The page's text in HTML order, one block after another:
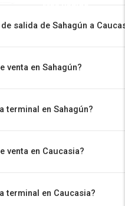
Encomiendas
salida de Sahagún a
venta en Sahagún?
terminal en Sahagún?
venta en Caucasia?
terminal en Caucasia?